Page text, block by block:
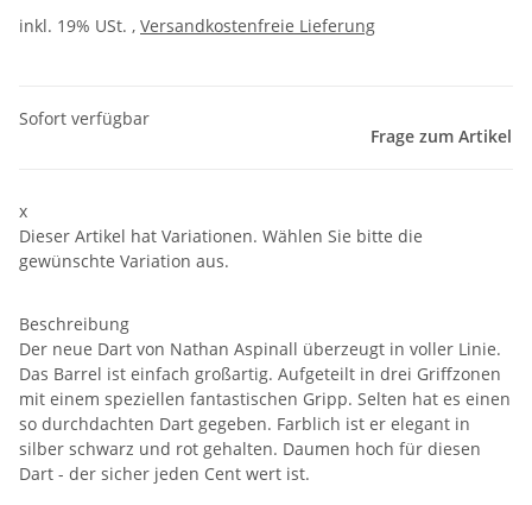
inkl. 19% USt. , Versandkostenfreie Lieferung
Sofort verfügbar
Frage zum Artikel
x
Dieser Artikel hat Variationen. Wählen Sie bitte die
gewünschte Variation aus.
Beschreibung
Der neue Dart von Nathan Aspinall überzeugt in voller Linie.
Das Barrel ist einfach großartig. Aufgeteilt in drei Griffzonen
mit einem speziellen fantastischen Gripp. Selten hat es einen
so durchdachten Dart gegeben. Farblich ist er elegant in
silber schwarz und rot gehalten. Daumen hoch für diesen
Dart - der sicher jeden Cent wert ist.